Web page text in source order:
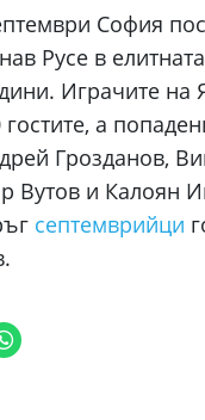
София
Русе в
Играчите на
а
Грозданов,
Вутов и Калоян
септемврийци